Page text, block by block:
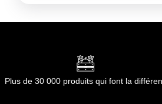
Plus de 30 000 produits qui font la